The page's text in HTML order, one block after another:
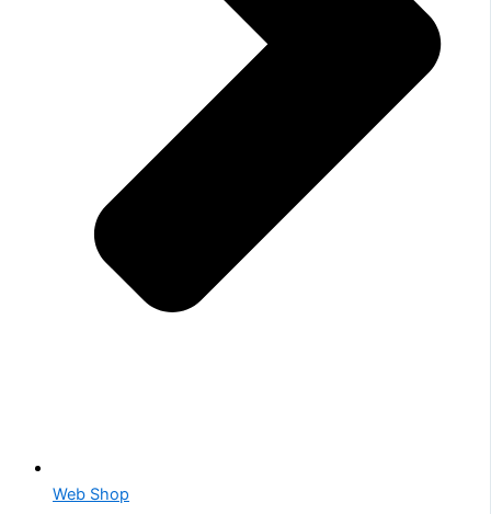
Web Shop